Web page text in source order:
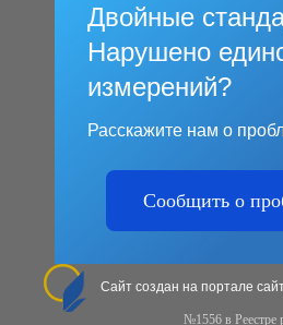
Двойные
Нарушено
измерений?
Расскажите нам о
Сообщить о
Сайт создан на портале
№1556 в Реестре